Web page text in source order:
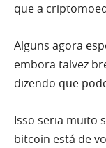
que a
Alguns agora
embora talvez
dizendo que
Isso seria muito
bitcoin está de